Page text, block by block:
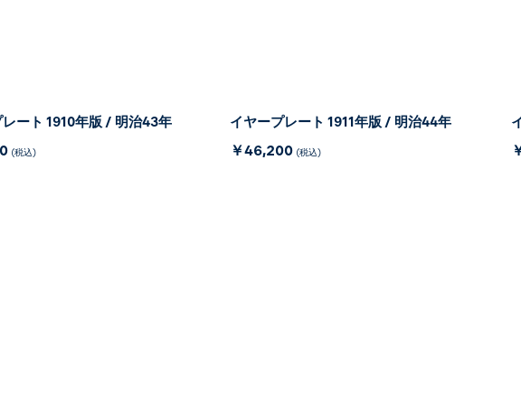
ート 1910年版 / 明治43年
(税込)
イヤープレート 1911年版 / 明治44年
￥46,200 (税込)